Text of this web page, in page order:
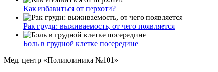
Как избавиться от перхоти?
Рак груди: выживаемость, от чего появляется
Боль в грудной клетке посередине
Мед. центр «Поликлиника №101»